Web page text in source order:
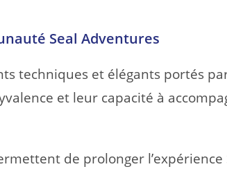
Seal Adventures
techniques et élégants portés
et leur capacité à
de prolonger